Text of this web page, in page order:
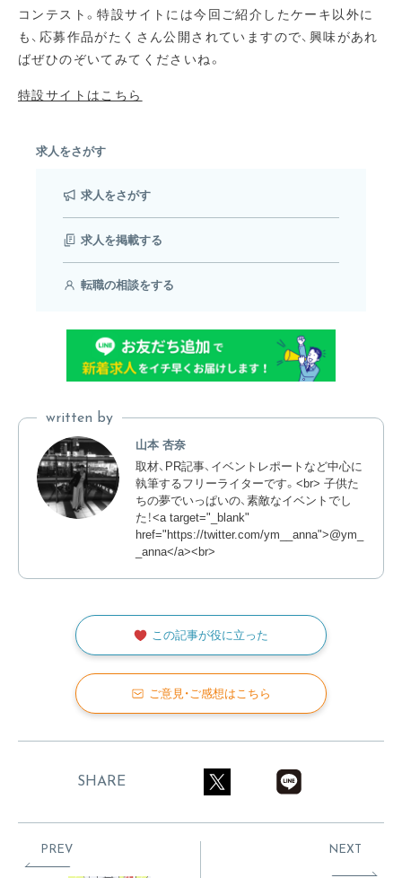
コンテスト。特設サイトには今回ご紹介したケーキ以外に
も、応募作品がたくさん公開されていますので、興味があれ
ばぜひのぞいてみてくださいね。
特設サイトはこちら
求人をさがす
求人をさがす
求人を掲載する
転職の相談をする
written by
山本 杏奈
取材、PR記事、イベントレポートなど中心に
執筆するフリーライターです。<br> 子供た
ちの夢でいっぱいの、素敵なイベントでし
た！<a target="_blank"
href="https://twitter.com/ym__anna">@ym_
_anna</a><br>
この記事が役に立った
ご意見・ご感想はこちら
SHARE
PREV NEXT